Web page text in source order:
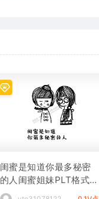
闺蜜是知道你最多秘密
的人闺蜜姐妹PLT格式激
光打标文件通用矢量图